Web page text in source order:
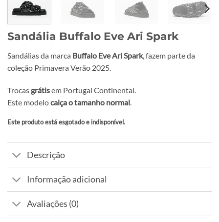
Sandália Buffalo Eve Ari Spark
Sandálias da marca Buffalo Eve Ari Spark, fazem parte da
coleção Primavera Verão 2025.
Trocas grátisem Portugal Continental.
Este modelocalça o tamanho normal
Este produto está esgotado e indisponível.
Alternative:
Descrição
Informação adicional
Avaliações (0)